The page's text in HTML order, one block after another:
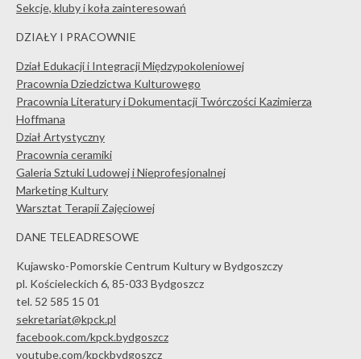
Sekcje, kluby i koła zainteresowań
DZIAŁY I PRACOWNIE
Dział Edukacji i Integracji Międzypokoleniowej
Pracownia Dziedzictwa Kulturowego
Pracownia Literatury i Dokumentacji Twórczości Kazimierza
Hoffmana
Dział Artystyczny
Pracownia ceramiki
Galeria Sztuki Ludowej i Nieprofesjonalnej
Marketing Kultury
Warsztat Terapii Zajęciowej
DANE TELEADRESOWE
Kujawsko-Pomorskie Centrum Kultury w Bydgoszczy
pl. Kościeleckich 6, 85-033 Bydgoszcz
tel. 52 585 15 01
sekretariat@kpck.pl
facebook.com/kpck.bydgoszcz
youtube.com/kpckbydgoszcz